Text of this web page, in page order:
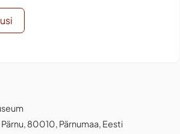
80010, Pärnumaa, Eesti